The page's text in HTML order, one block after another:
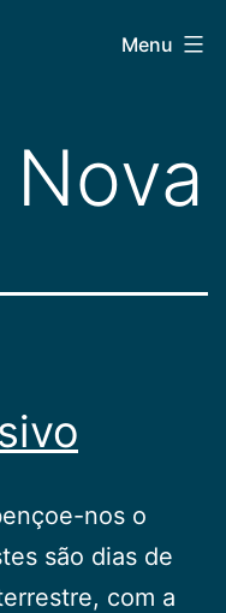
Menu
Nova
nos o
são dias de
com a